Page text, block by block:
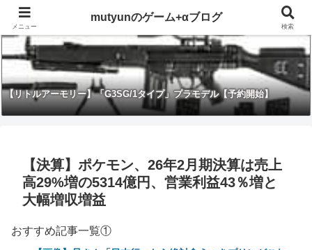
【リトルアーモリー】「G3SG/1タイプ」プラモデル【予約開始】
【決算】ポケモン、26年2月期決算は売上
高29%増の5314億円、営業利益43％増と
大幅増収増益
おすすめ記事一覧①
メニュー
mutyunのゲーム+αブログ
検索